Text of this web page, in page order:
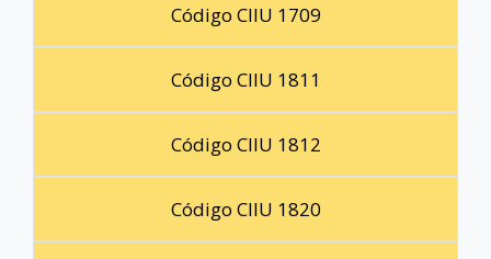
Código CIIU 1709
Código CIIU 1811
Código CIIU 1812
Código CIIU 1820